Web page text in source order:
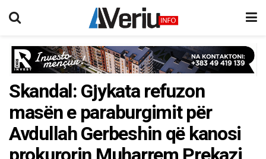
Skandal: Gjykata refuzon
masën e paraburgimit për
Avdullah Gerbeshin që kanosi